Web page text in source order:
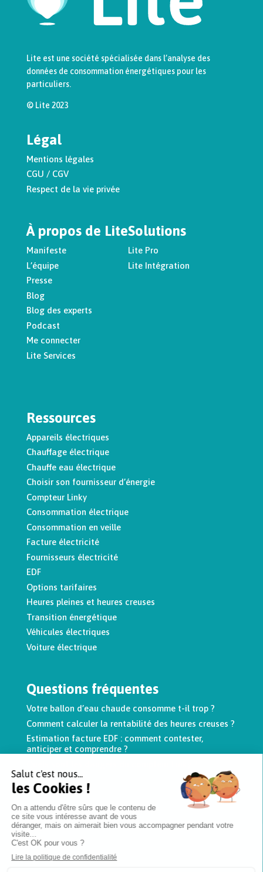
Lite est une société spécialisée dans l’analyse des
données de consommation énergétiques pour les
particuliers.
© Lite 2023
Légal
Mentions légales
CGU / CGV
Respect de la vie privée
À propos de Lite
Manifeste
L’équipe
Presse
Blog
Blog des experts
Podcast
Me connecter
Lite Services
Solutions
Lite Pro
Lite Intégration
Ressources
Appareils électriques
Chauffage électrique
Chauffe eau électrique
Choisir son fournisseur d’énergie
Compteur Linky
Consommation électrique
Consommation en veille
Facture électricité
Fournisseurs électricité
EDF
Options tarifaires
Heures pleines et heures creuses
Transition énergétique
Véhicules électriques
Voiture électrique
Questions fréquentes
Votre ballon d’eau chaude consomme t-il trop ?
Comment calculer la rentabilité des heures creuses ?
Estimation facture EDF : comment contester,
anticiper et comprendre ?
Lite Pro